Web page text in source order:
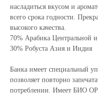
насладиться вкусом и
всего срока годности.
высокого качества.
70% Арабика
30% Робуста Азия и Индия
Банка имеет специальный
позволяет повторно
потреблении. Имеет БИО